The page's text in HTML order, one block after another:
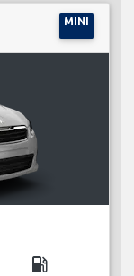
MINI
local_gas_station